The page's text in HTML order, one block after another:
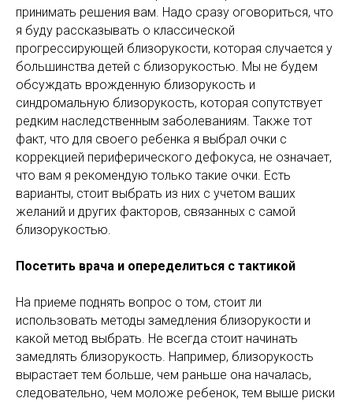
принимать решения вам. Надо сразу оговориться, что
я буду рассказывать о классической
прогрессирующей близорукости, которая случается у
большинства детей с близорукостью. Мы не будем
обсуждать врожденную близорукость и
синдромальную близорукость, которая сопутствует
редким наследственным заболеваниям. Также тот
факт, что для своего ребенка я выбрал очки с
коррекцией периферического дефокуса, не означает,
что вам я рекомендую только такие очки. Есть
варианты, стоит выбрать из них с учетом ваших
желаний и других факторов, связанных с самой
близорукостью.
Посетить врача и опеределиться с тактикой
На приеме поднять вопрос о том, стоит ли
использовать методы замедления близорукости и
какой метод выбрать. Не всегда стоит начинать
замедлять близорукость. Например, близорукость
вырастает тем больше, чем раньше она началась,
следовательно, чем моложе ребенок, тем выше риски